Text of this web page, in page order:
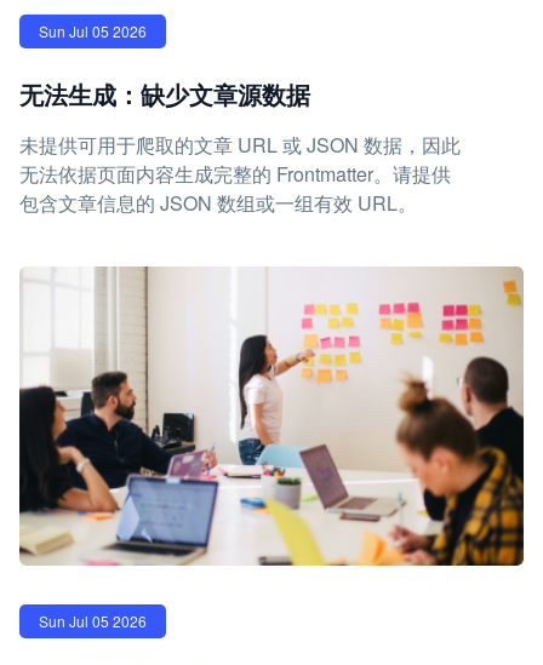
Sun Jul 05 2026
无法生成：缺少文章源数据
未提供可用于爬取的文章 URL 或 JSON 数据，因此
无法依据页面内容生成完整的 Frontmatter。请提供
包含文章信息的 JSON 数组或一组有效 URL。
Sun Jul 05 2026